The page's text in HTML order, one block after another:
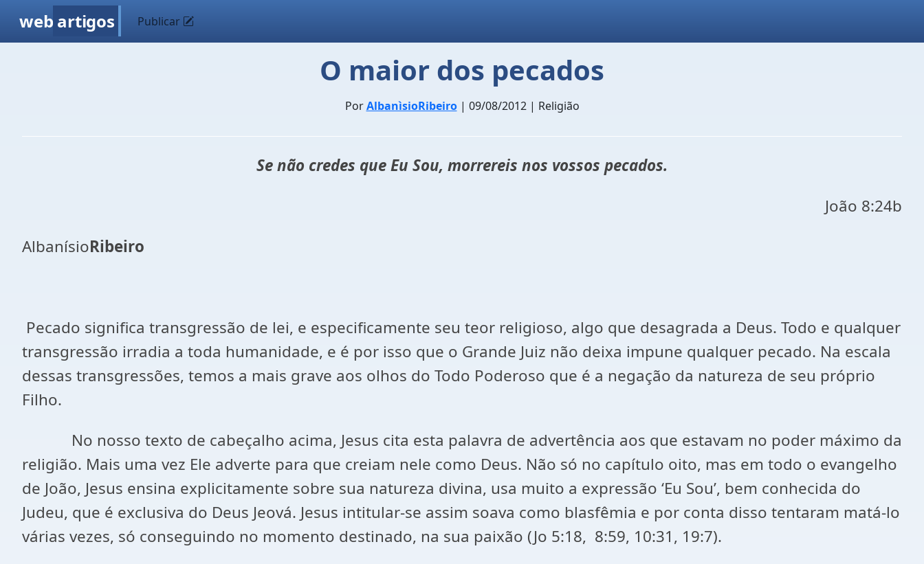
web artigos Publicar
O maior dos pecados
PorAlbanìsioRibeiro| 09/08/2012 | Religião
Se não credes que Eu Sou, morrereis nos vossos pecados.
João 8:24b
AlbanísioRibeiro
Pecado significa transgressão de lei, e especificamente seu teor religioso, algo que desagrada a Deus. Todo e qualquer
transgressão irradia a toda humanidade, e é por isso que o Grande Juiz não deixa impune qualquer pecado. Na escala
dessas transgressões, temos a mais grave aos olhos do Todo Poderoso que é a negação da natureza de seu próprio
Filho.
No nosso texto de cabeçalho acima, Jesus cita esta palavra de advertência aos que estavam no poder máximo da
religião. Mais uma vez Ele adverte para que creiam nele como Deus. Não só no capítulo oito, mas em todo o evangelho
de João, Jesus ensina explicitamente sobre sua natureza divina, usa muito a expressão ‘Eu Sou’, bem conhecida do
Judeu, que é exclusiva do Deus Jeová. Jesus intitular-se assim soava como blasfêmia e por conta disso tentaram matá-lo
várias vezes, só conseguindo no momento destinado, na sua paixão (Jo 5:18, 8:59, 10:31, 19:7).